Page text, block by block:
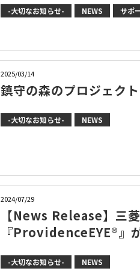
-大切なお知らせ- NEWS サポ
2025/03/14
鎮守の森のプロジェク
-大切なお知らせ- NEWS
2024/07/29
【News Release】三
『ProvidenceEYE®』
-大切なお知らせ- NEWS